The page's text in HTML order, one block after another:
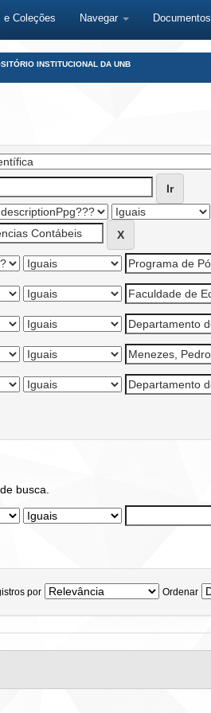
e Coleções Navegar Documentos
INSTITUCIONAL DA UNB
busca.
por Ordenar